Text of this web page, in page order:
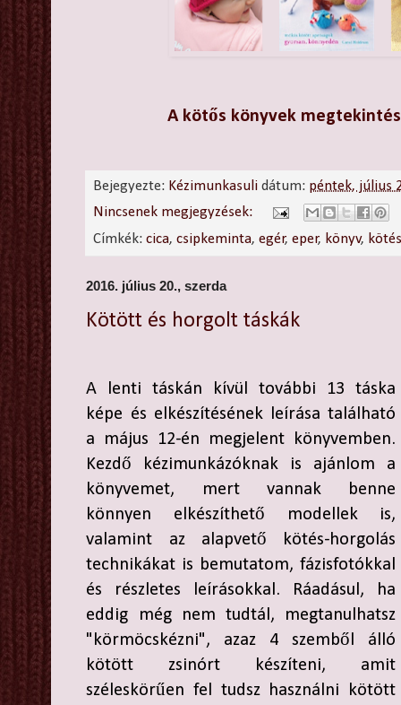
A kötős könyvek
Bejegyezte: Kézimunkasuli dátum: péntek, július
Nincsenek megjegyzések:
Címkék:cica,csipkeminta,egér,eper, könyv,
2016. július 20., szerda
Kötött és horgolt táskák
A lenti táskán kívül további 13 táska
képe és elkészítésének leírása található
a május 12-én megjelent könyvemben.
Kezdő kézimunkázóknak is ajánlom a
könyvemet, mert vannak benne
könnyen elkészíthető modellek is,
valamint az alapvető kötés-horgolás
technikákat is bemutatom, fázisfotókkal
és részletes leírásokkal. Ráadásul, ha
eddig még nem tudtál, megtanulhatsz
"körmöcskézni", azaz 4 szemből álló
kötött zsinórt készíteni, amit
széleskörűen fel tudsz használni kötött